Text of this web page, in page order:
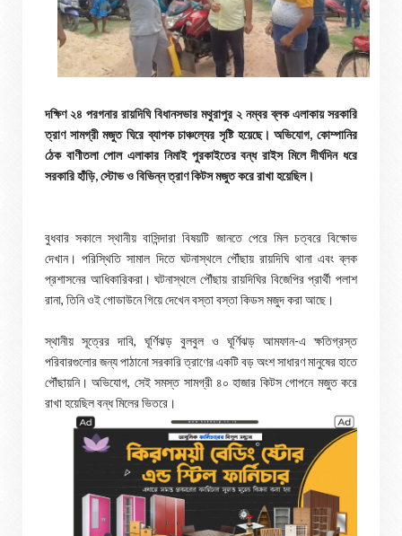
দক্ষিণ ২৪ পরগনার রায়দিঘি বিধানসভার মথুরাপুর ২ নম্বর ব্লক এলাকায় সরকারি
ত্রাণ সামগ্রী মজুত ঘিরে ব্যাপক চাঞ্চল্যের সৃষ্টি হয়েছে। অভিযোগ, কোম্পানির
ঠেক বাণীতলা পোল এলাকার নিমাই পুরকাইতের বন্ধ রাইস মিলে দীর্ঘদিন ধরে
সরকারি হাঁড়ি, স্টোভ ও বিভিন্ন ত্রাণ কিটস মজুত করে রাখা হয়েছিল।
বুধবার সকালে স্থানীয় বাসিন্দারা বিষয়টি জানতে পেরে মিল চত্বরে বিক্ষোভ
দেখান। পরিস্থিতি সামাল দিতে ঘটনাস্থলে পৌঁছায় রায়দিঘি থানা এবং ব্লক
প্রশাসনের আধিকারিকরা। ঘটনাস্থলে পৌঁছায় রায়দিঘির বিজেপির প্রার্থী পলাশ
রানা, তিনি ওই গোডাউনে গিয়ে দেখেন বস্তা বস্তা কিডস মজুদ করা আছে।
স্থানীয় সূত্রের দাবি, ঘূর্ণিঝড় বুলবুল ও ঘূর্ণিঝড় আমফান-এ ক্ষতিগ্রস্ত
পরিবারগুলোর জন্য পাঠানো সরকারি ত্রাণের একটি বড় অংশ সাধারণ মানুষের হাতে
পৌঁছায়নি। অভিযোগ, সেই সমস্ত সামগ্রী ৪০ হাজার কিটস গোপনে মজুত করে
রাখা হয়েছিল বন্ধ মিলের ভিতরে।